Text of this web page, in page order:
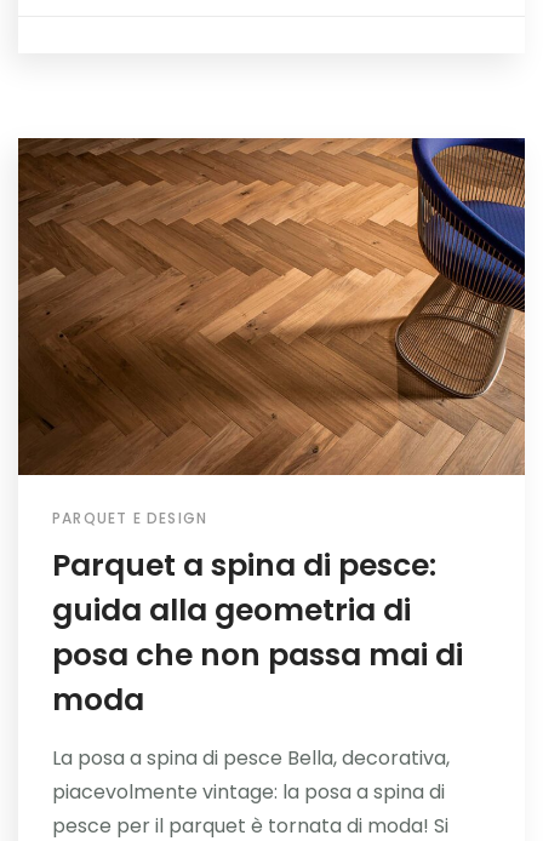
PARQUET E DESIGN
Parquet a spina di pesce:
guida alla geometria di
posa che non passa mai di
moda
La posa a spina di pesce Bella, decorativa,
piacevolmente vintage: la posa a spina di
pesce per il parquet è tornata di moda! Si